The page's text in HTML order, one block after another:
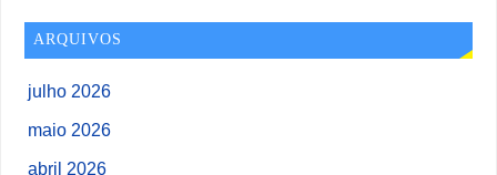
ARQUIVOS
julho 2026
maio 2026
abril 2026